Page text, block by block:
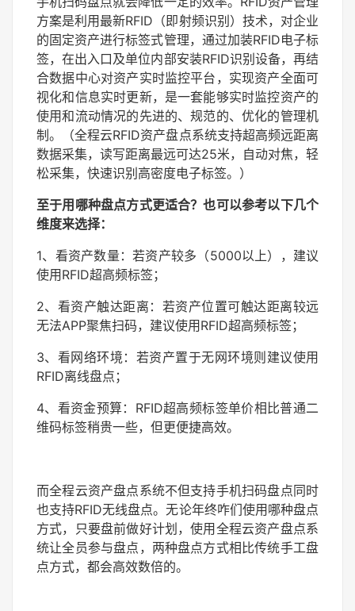
方案是利用最新RFID（即射频识别）技术，对企业
的固定资产进行标签式管理，通过加装RFID电子标
签，在出入口及单位内部安装RFID识别设备，再结
合数据中心对资产实时监控平台，实现资产全面可
视化和信息实时更新，是一套能够实时监控资产的
使用和流动情况的先进的、规范的、优化的管理机
制。（全程云RFID资产盘点系统支持超高频远距离
数据采集，读写距离最远可达25米，自动对焦，轻
松采集，快速识别高密度电子标签。）
至于用哪种盘点方式更适合？也可以参考以下几个
维度来选择：
1、看资产数量：若资产较多（5000以上），建议
使用RFID超高频标签；
2、看资产触达距离：若资产位置可触达距离较远
无法APP聚焦扫码，建议使用RFID超高频标签；
3、看网络环境：若资产置于无网环境则建议使用
RFID离线盘点；
4、看资金预算：RFID超高频标签单价相比普通二
维码标签稍贵一些，但更便捷高效。
而全程云资产盘点系统不但支持手机扫码盘点同时
也支持RFID无线盘点。无论年终咋们使用哪种盘点
方式，只要盘前做好计划，使用全程云资产盘点系
统让全员参与盘点，两种盘点方式相比传统手工盘
点方式，都会高效数倍的。